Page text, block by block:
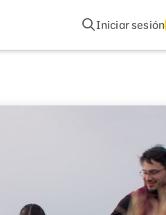
Buscar
Iniciar sesión